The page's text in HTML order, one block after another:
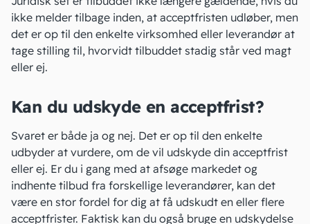
ikke melder tilbage inden, at acceptfristen udløber, men
det er op til den enkelte virksomhed eller leverandør at
tage stilling til, hvorvidt tilbuddet stadig står ved magt
eller ej.
Kan du udskyde en acceptfrist?
Svaret er både ja og nej. Det er op til den enkelte
udbyder at vurdere, om de vil udskyde din acceptfrist
eller ej. Er du i gang med at afsøge markedet og
indhente tilbud fra forskellige leverandører, kan det
være en stor fordel for dig at få udskudt en eller flere
acceptfrister. Faktisk kan du også bruge en udskydelse